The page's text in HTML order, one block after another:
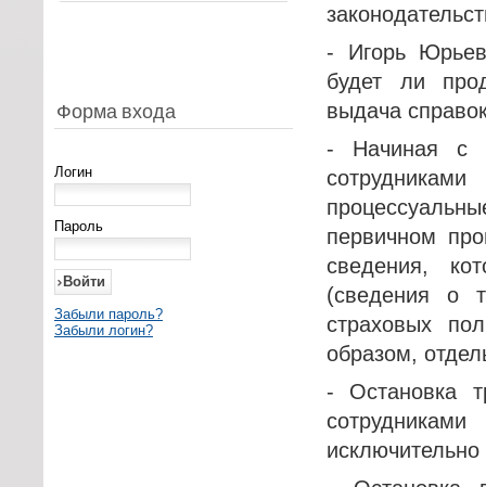
Форма входа
Логин
Пароль
Забыли пароль?
Забыли логин?
- Игорь
будет ли
выдача
- Начиная с
первичном
сведения,
(сведения о
страховых
образом,
- Остановка